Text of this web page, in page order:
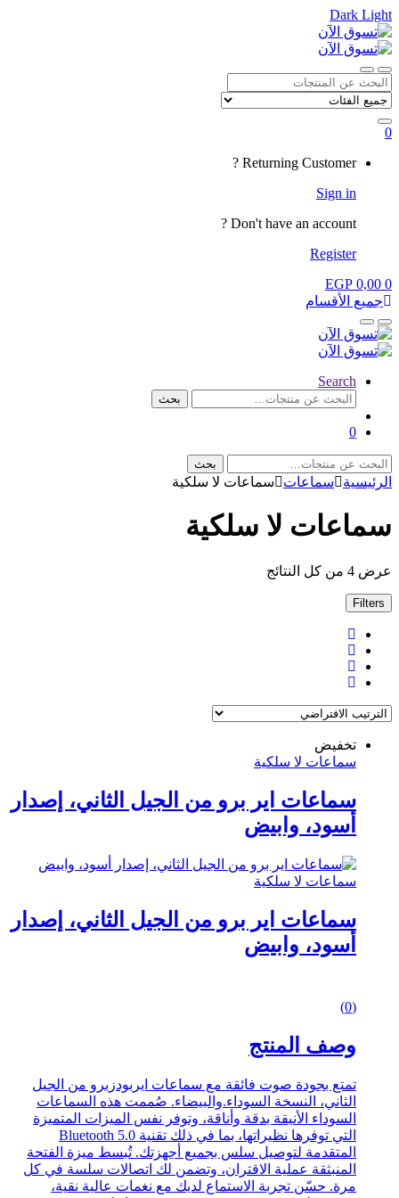
Dark Light
Skip
to
navigation
Skip
to
content
Open
CloseSearch
for:
0
Returning Customer ?
Sign in
Don't have an account ?
Register
0
EGP 0,00
جميع الأقسام
Open
Close
Search
البحث
بحث
0
البحث
عن:
بحث
الرئيسية سماعات سماعات لا سلكية
سماعات لا سلكية
عرض ⁦4⁩ من كل النتائج
Filters
تخفيض
سماعات لا سلكية
سماعات اير برو من الجيل الثاني، إصدار
أسود، وابيض
سماعات لا سلكية
سماعات اير برو من الجيل الثاني، إصدار
أسود، وابيض
5
(0)
وصف المنتج
تمتع بجودة صوت فائقة مع سماعات ايربودزبرو من الجيل
الثاني، النسخة السوداء.والبيضاء. صُممت هذه السماعات
السوداء الأنيقة بدقة وأناقة، وتوفر نفس الميزات المتميزة
التي توفرها نظيراتها، بما في ذلك تقنية Bluetooth 5.0
المتقدمة لتوصيل سلس بجميع أجهزتك. تُبسط ميزة الفتحة
المنبثقة عملية الاقتران، وتضمن لك اتصالات سلسة في كل
مرة. حسّن تجربة الاستماع لديك مع نغمات عالية نقية،